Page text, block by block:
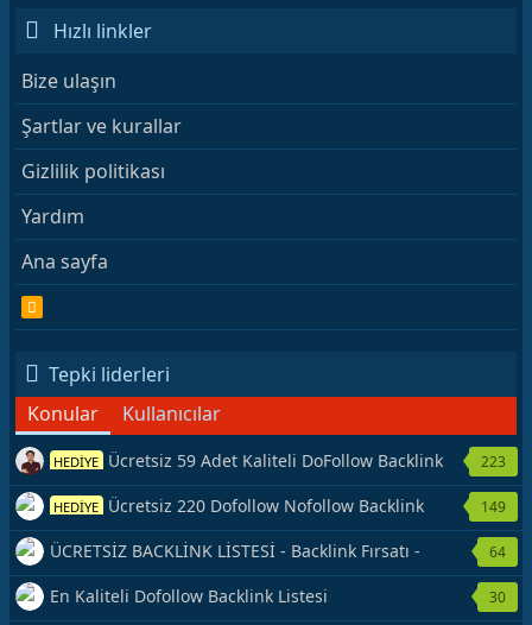
Hızlı linkler
Bize ulaşın
Şartlar ve kurallar
Gizlilik politikası
Yardım
Ana sayfa
S
Tepki liderleri
Konular
Kullanıcılar
HEDİYE Ücretsiz 59 Adet Kaliteli DoFollow Backlink
Kaynağı Veriyorum.
223
HEDİYE Ücretsiz 220 Dofollow Nofollow Backlink
Veriyorum
149
ÜCRETSİZ BACKLİNK LİSTESİ - Backlink Fırsatı -
Hemen Yetiş!
64
En Kaliteli Dofollow Backlink Listesi 30